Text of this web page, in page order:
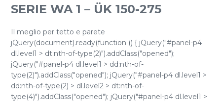
SERIE WA 1 – ÜK 150-275
Il meglio per tetto e parete
jQuery(document).ready(function () { jQuery("#panel-p4
dl.level1 > dt:nth-of-type(2)").addClass("opened");
jQuery("#panel-p4 dl.level1 > dd:nth-of-
type(2)").addClass("opened"); jQuery("#panel-p4 dl.level1 >
dd:nth-of-type(2) > dl.level2 > dt:nth-of-
type(4)").addClass("opened"); jQuery("#panel-p4 dl.level1 >